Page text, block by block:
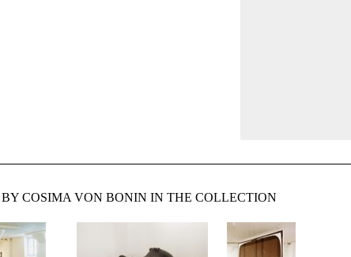
COSIMA VON BONIN IN THE COLLECTION